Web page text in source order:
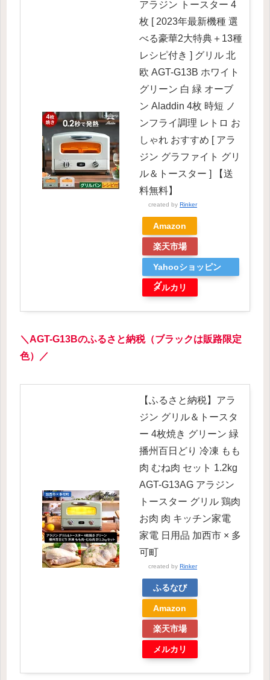
アラジン トースター 4
枚 [ 2023年最新機種 選
べる豪華2大特典＋13種
レシピ付き ] グリル 北
欧 AGT-G13B ホワイト
グリーン 白 緑 オーブ
ン Aladdin 4枚 時短 ノ
ンフライ調理 レトロ お
しゃれ おすすめ [ アラ
ジン グラファイト グリ
ル＆トースター ] 【送
料無料】
created by Rinker
Amazon
楽天市場
Yahooショッピン
グ
メルカリ
＼ AGT-G13Bのふるさと納税（ブラックは販路限定
色）／
【ふるさと納税】アラ
ジン グリル＆トースタ
ー 4枚焼き グリーン 緑
播州百日どり 冷凍 もも
肉 むね肉 セット 1.2kg
AGT-G13AG アラジン
トースター グリル 鶏肉
お肉 肉 キッチン家電
家電 日用品 加西市 × 多
可町
created by Rinker
ふるなび
Amazon
楽天市場
メルカリ